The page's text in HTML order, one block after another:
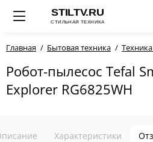
Главная Бытовая техника
Робот-пылесос Tefal
Explorer RG6825WH
Характеристики